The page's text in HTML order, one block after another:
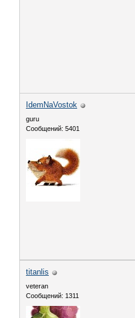
IdemNaVostok
guru
Сообщений: 5401
titanlis
veteran
Сообщений: 1311